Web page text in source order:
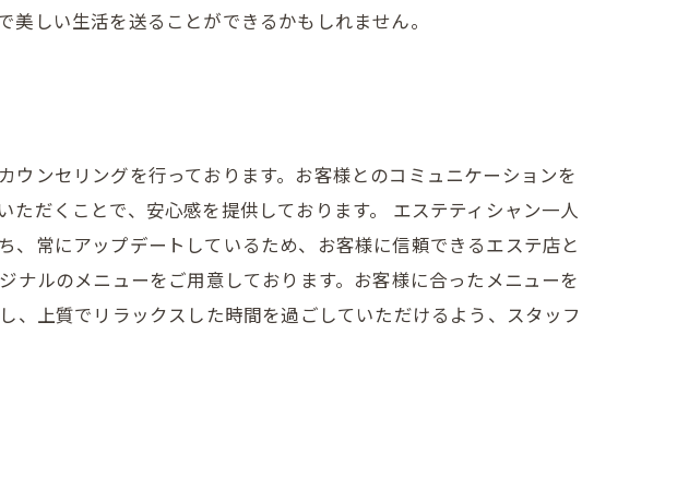
しい生活を送ることができるかもしれません。
ンセリングを行っております。お客様とのコミュニケーションを
だくことで、安心感を提供しております。 エステティシャン一人
常にアップデートしているため、お客様に信頼できるエステ店と
ナルのメニューをご用意しております。お客様に合ったメニューを
上質でリラックスした時間を過ごしていただけるよう、スタッフ